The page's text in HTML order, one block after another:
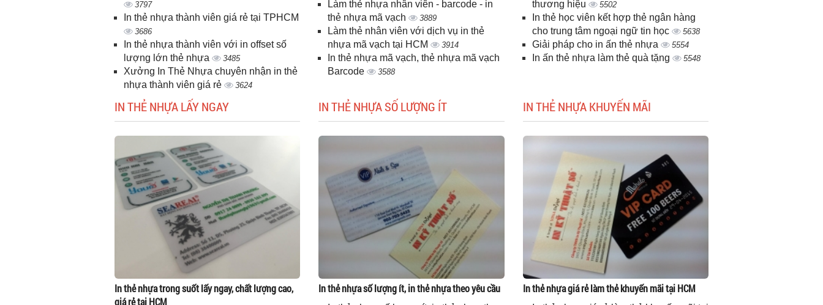
3797
In thẻ nhựa thành viên giá rẻ tại TPHCM
3686
In thẻ nhựa thành viên với in offset số
lượng lớn thẻ nhựa
3485
Xưởng In Thẻ Nhựa chuyên nhận in thẻ
nhựa thành viên giá rẻ
3624
Làm thẻ nhựa nhân viên - barcode - in
thẻ nhựa mã vạch
3889
Làm thẻ nhân viên với dịch vụ in thẻ
nhựa mã vạch tại HCM
3914
In thẻ nhựa mã vạch, thẻ nhựa mã vạch
Barcode
3588
thương hiệu
5502
In thẻ học viên kết hợp thẻ ngân hàng
cho trung tâm ngoại ngữ tin học
5638
Giải pháp cho in ấn thẻ nhựa 5554
In ấn thẻ nhựa làm thẻ quà tặng 5548
IN THẺ NHỰA LẤY NGAY
In thẻ nhựa trong suốt lấy ngay, chất lượng cao,
giá rẻ tại HCM
IN THẺ NHỰA SỐ LƯỢNG ÍT
In thẻ nhựa số lượng ít, in thẻ nhựa theo yêu cầu
IN THẺ NHỰA KHUYẾN MÃI
In thẻ nhựa giá rẻ làm thẻ khuyến mãi tại HCM